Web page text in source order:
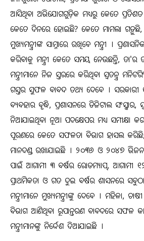
ଆସିଥିବା ଅଭିଯୋଗଗୁଡ଼ିକ ମଧ୍ୟରୁ କେତେ
କେତେ ଦିନରେ ହୋଇଛି? କେତେ ମାମଲା
ମୁଖ୍ୟମନ୍ତ୍ରୀଙ୍କ ସାମ୍ନାରେ ରଖିବେ ମନ୍ତ୍ରୀ ।
କରିବାକୁ ମନ୍ତ୍ରୀ କେତେ ସମୟ ନେଉଛନ୍ତି, ତା'ର
ମନ୍ତ୍ରୀମାନେ ନିଜ ସ୍ତରରେ କରିଥିବା ସ୍ୱତନ୍ତ୍ର
ଗସ୍ତର ସୁଫଳ ବାବଦ ତଥ୍ୟ ଦେବେ । ସରକାରୀ
ବ୍ୟବହାର ବୃଦ୍ଧି, ପ୍ରଶାସନରେ ଡିଜିଟାଲ ସଂସ୍କାର,
ନିଆଯାଇଥିବା ନୂଆ ପଦକ୍ଷେପର ମଧ୍ୟ ସମୀକ୍ଷା
ପୂରଣରେ କେତେ ସଫଳତା ବିଭାଗ ହାସଲ କରିଛି,
ମାନଦଣ୍ଡ ରଖାଯାଇଛି । ୨୦୩୬ ଓ ୨୦୪୭ ଭିଜନ
ପାଇଁ ଆଗାମୀ ୩ ବର୍ଷର ରୋଡମ୍ୟାପ୍‌, ଆଗାମୀ
ପ୍ରାଥମିକତା ଓ ଗତ ଦୁଇ ବର୍ଷର ଶାସନରେ
ମନ୍ତ୍ରୀମାନେ ମୁଖ୍ୟମନ୍ତ୍ରୀଙ୍କୁ ଦେବେ । ମହିଳା,
ବିଭାଗ ଆଣିଥିବା ରୂପାନ୍ତରଣ ବାବଦରେ ସଫଳ
ମନ୍ତ୍ରୀମାନଙ୍କୁ ନିର୍ଦ୍ଦେଶ ଦିଆଯାଇଛି ।